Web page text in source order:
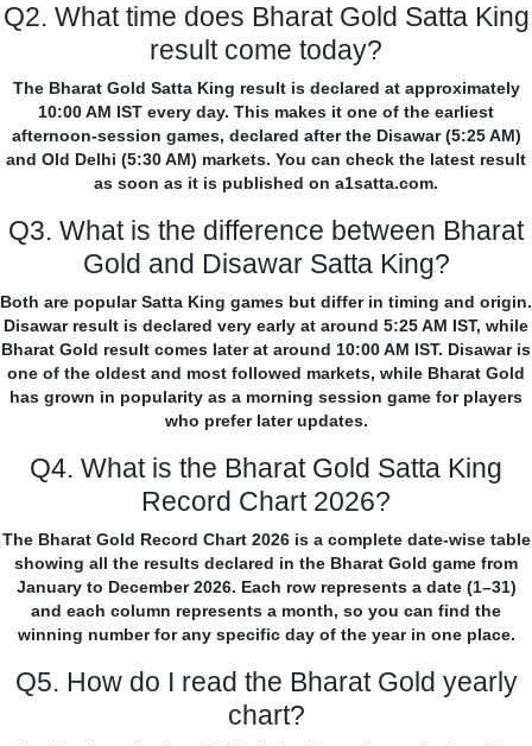
Q2. What time does Bharat Gold Satta King
result come today?
The Bharat Gold Satta King result is declared at approximately
10:00 AM IST every day. This makes it one of the earliest
afternoon-session games, declared after the Disawar (5:25 AM)
and Old Delhi (5:30 AM) markets. You can check the latest result
as soon as it is published on a1satta.com.
Q3. What is the difference between Bharat
Gold and Disawar Satta King?
Both are popular Satta King games but differ in timing and origin.
Disawar result is declared very early at around 5:25 AM IST, while
Bharat Gold result comes later at around 10:00 AM IST. Disawar is
one of the oldest and most followed markets, while Bharat Gold
has grown in popularity as a morning session game for players
who prefer later updates.
Q4. What is the Bharat Gold Satta King
Record Chart 2026?
The Bharat Gold Record Chart 2026 is a complete date-wise table
showing all the results declared in the Bharat Gold game from
January to December 2026. Each row represents a date (1–31)
and each column represents a month, so you can find the
winning number for any specific day of the year in one place.
Q5. How do I read the Bharat Gold yearly
chart?